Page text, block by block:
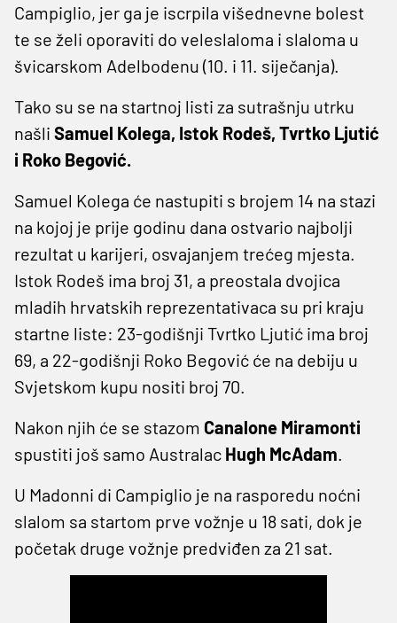
Campiglio, jer ga je iscrpila višednevne bolest
te se želi oporaviti do veleslaloma i slaloma u
švicarskom Adelbodenu (10. i 11. siječanja).
Tako su se na startnoj listi za sutrašnju utrku
našli Samuel Kolega, Istok Rodeš, Tvrtko Ljutić
i Roko Begović.
Samuel Kolega će nastupiti s brojem 14 na stazi
na kojoj je prije godinu dana ostvario najbolji
rezultat u karijeri, osvajanjem trećeg mjesta.
Istok Rodeš ima broj 31, a preostala dvojica
mladih hrvatskih reprezentativaca su pri kraju
startne liste: 23-godišnji Tvrtko Ljutić ima broj
69, a 22-godišnji Roko Begović će na debiju u
Svjetskom kupu nositi broj 70.
Nakon njih će se stazom Canalone Miramonti
spustiti još samo Australac Hugh McAdam.
U Madonni di Campiglio je na rasporedu noćni
slalom sa startom prve vožnje u 18 sati, dok je
početak druge vožnje predviđen za 21 sat.